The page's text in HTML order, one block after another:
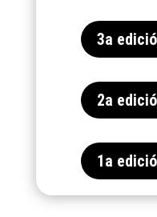
3a
2a
1a